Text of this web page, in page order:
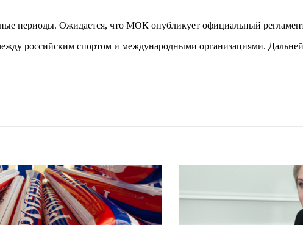
периоды. Ожидается, что МОК опубликует официальный
российским спортом и международными организациями.